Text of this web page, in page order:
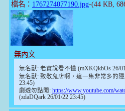
檔名： 1767274077190.jpg-(44 KB,
無內文
無名獸: 老實說看不懂 (mXKQkbOs 26/
無名獸: 致敬鬼店啊，這一集非常多的隱
23:45)
劇透勿點開: https://www.youtube.com/
(zdaDQark 26/01/22 23:45)